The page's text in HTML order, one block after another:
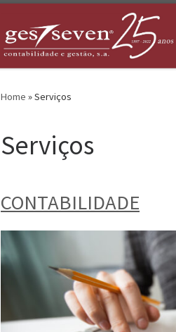
Home »Serviços
Serviços
CONTABILIDADE